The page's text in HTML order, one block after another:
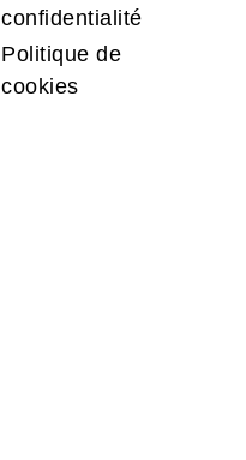
confidentialité
Politique de
cookies